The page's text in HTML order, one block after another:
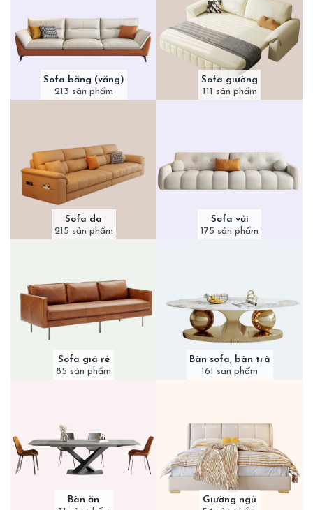
Sofa băng (văng)
213 sản phẩm
Sofa giường
111 sản phẩm
Sofa da
215 sản phẩm
Sofa vải
175 sản phẩm
Sofa giá rẻ
85 sản phẩm
Bàn sofa, bàn trà
161 sản phẩm
Bàn ăn
Giường ngủ